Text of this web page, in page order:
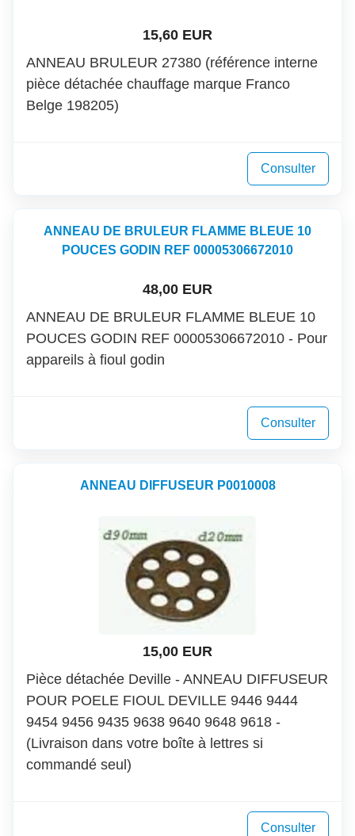
15,60 EUR
ANNEAU BRULEUR 27380 (référence interne
pièce détachée chauffage marque Franco
Belge 198205)
Consulter
ANNEAU DE BRULEUR FLAMME BLEUE 10
POUCES GODIN REF 00005306672010
48,00 EUR
ANNEAU DE BRULEUR FLAMME BLEUE 10
POUCES GODIN REF 00005306672010 - Pour
appareils à fioul godin
Consulter
ANNEAU DIFFUSEUR P0010008
15,00 EUR
Pièce détachée Deville - ANNEAU DIFFUSEUR
POUR POELE FIOUL DEVILLE 9446 9444
9454 9456 9435 9638 9640 9648 9618 -
(Livraison dans votre boîte à lettres si
commandé seul)
Consulter